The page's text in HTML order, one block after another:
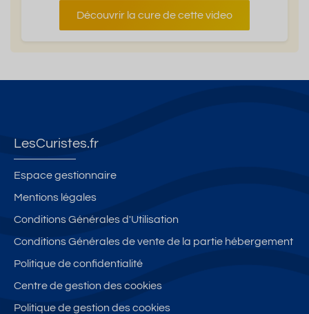
Découvrir la cure de cette video
LesCuristes.fr
Espace gestionnaire
Mentions légales
Conditions Générales d'Utilisation
Conditions Générales de vente de la partie hébergement
Politique de confidentialité
Centre de gestion des cookies
Politique de gestion des cookies